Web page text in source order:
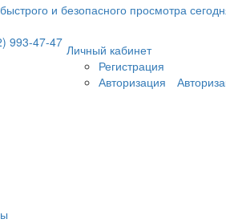
Личный кабинет
Регистрация
Авторизация
993-47-47